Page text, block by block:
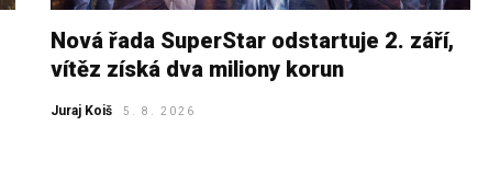
Nová řada SuperStar odstartuje 2. září,
vítěz získá dva miliony korun
Juraj Koiš 5. 8. 2026